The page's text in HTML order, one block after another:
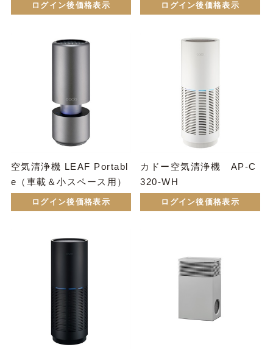
ログイン後価格表示 ログイン後価格表示
空気清浄機 LEAF Portabl
e（車載＆小スペース用）
ログイン後価格表示
カドー空気清浄機 AP-C
320-WH
ログイン後価格表示